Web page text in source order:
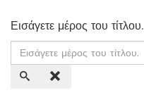
Εισάγετε μέρος του τίτλου.